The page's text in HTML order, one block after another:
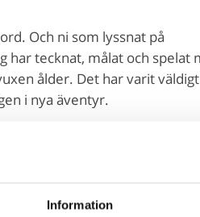
Information
Och ni som lyssnat på
har tecknat, målat och spelat
ålder. Det har varit
i nya äventyr.